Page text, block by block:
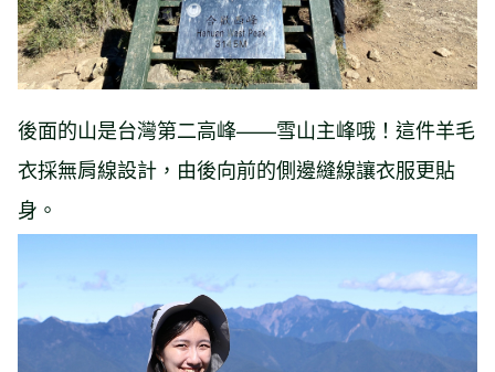
後面的山是台灣第二高峰­——雪山主峰哦！這件羊毛
衣採無肩線設計，由後向前的側邊縫線讓衣服更貼
身。